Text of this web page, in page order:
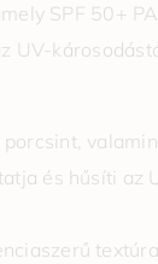
SPF 50+
UV-
és hűsíti az